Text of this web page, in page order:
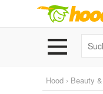
Hood › Beauty